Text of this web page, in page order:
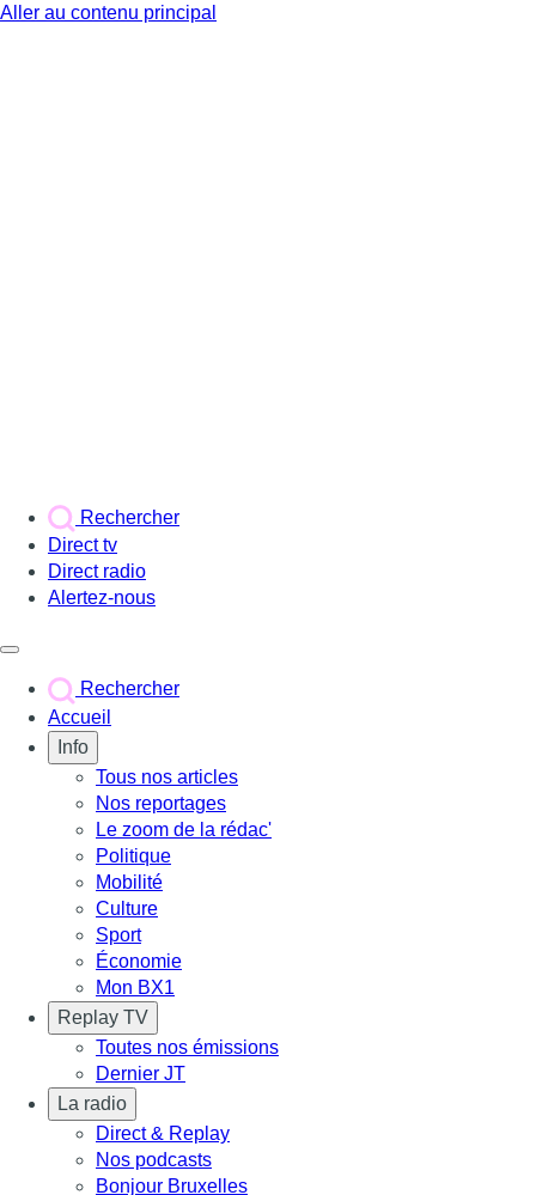
Aller au contenu principal
Rechercher
Direct tv
Direct radio
Alertez-nous
Rechercher
Accueil
Info
Tous nos articles
Nos reportages
Le zoom de la rédac'
Politique
Mobilité
Culture
Sport
Économie
Mon BX1
Replay TV
Toutes nos émissions
Dernier JT
La radio
Direct & Replay
Nos podcasts
Bonjour Bruxelles